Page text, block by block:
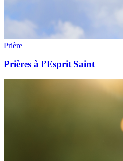
Prière
Prières à l’Esprit Saint